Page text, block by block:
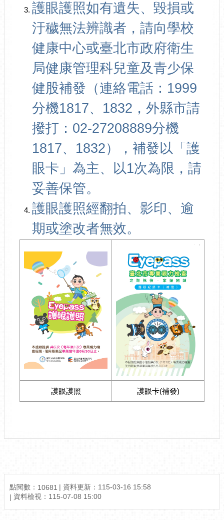
護眼護照如有遺失、毀損或
汙穢無法辨識者，請向學校
健康中心或臺北市政府衛生
局健康管理科兒童及青少保
健股補發（連絡電話：1999
分機1817、1832，外縣市請
撥打：02-27208889分機
1817、1832），補發以「護
眼卡」為主、以1次為限，請
妥善保管。
護眼護照經翻拍、影印、逾
期或塗改者無效。
護眼護照 護眼卡(補發)
點閱數： 10681 資料更新： 115-03-16 15:58
資料檢視： 115-07-08 15:00